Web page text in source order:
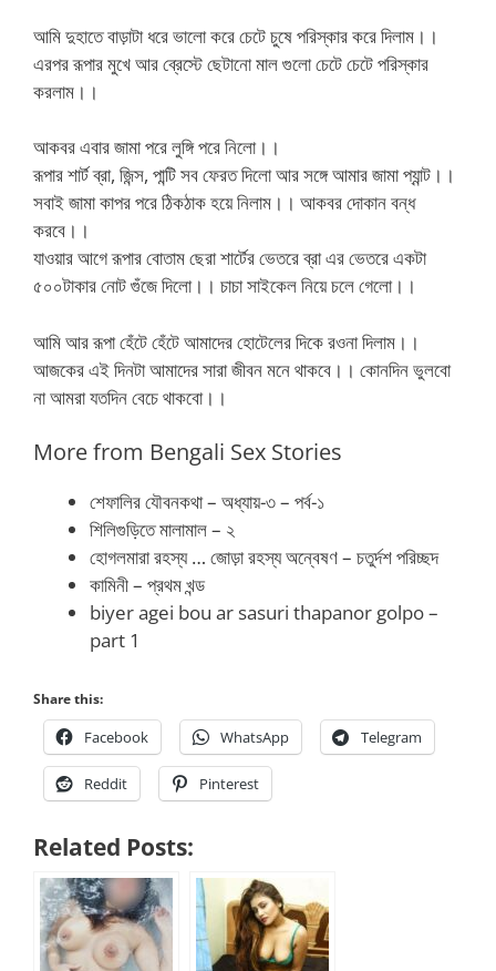
আমি দুহাতে বাড়াটা ধরে ভালো করে চেটে চুষে পরিস্কার করে দিলাম।।
এরপর রূপার মুখে আর ব্রেস্টে ছেটানো মাল গুলো চেটে চেটে পরিস্কার
করলাম।।
আকবর এবার জামা পরে লুঙ্গি পরে নিলো।।
রূপার শার্ট ব্রা, জিন্স, পান্টি সব ফেরত দিলো আর সঙ্গে আমার জামা প্যান্ট।।
সবাই জামা কাপর পরে ঠিকঠাক হয়ে নিলাম।। আকবর দোকান বন্ধ
করবে।।
যাওয়ার আগে রূপার বোতাম ছেরা শার্টের ভেতরে ব্রা এর ভেতরে একটা
৫০০টাকার নোট গুঁজে দিলো।। চাচা সাইকেল নিয়ে চলে গেলো।।
আমি আর রূপা হেঁটে হেঁটে আমাদের হোটেলের দিকে রওনা দিলাম।।
আজকের এই দিনটা আমাদের সারা জীবন মনে থাকবে।। কোনদিন ভুলবো
না আমরা যতদিন বেচে থাকবো।।
More from Bengali Sex Stories
শেফালির যৌবনকথা – অধ্যায়-৩ – পর্ব-১
শিলিগুড়িতে মালামাল – ২
হোগলমারা রহস্য … জোড়া রহস্য অন্বেষণ – চতুর্দশ পরিচ্ছদ
কামিনী – প্রথম খন্ড
biyer agei bou ar sasuri thapanor golpo –
part 1
Share this:
Facebook WhatsApp Telegram
Reddit Pinterest
Related Posts: